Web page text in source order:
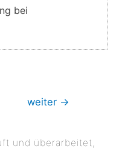
bei
weiter →
und überarbeitet,